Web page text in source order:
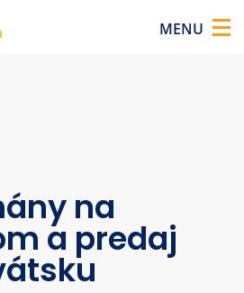
MENU×
na
a predaj
na
a predaj
na
a predaj